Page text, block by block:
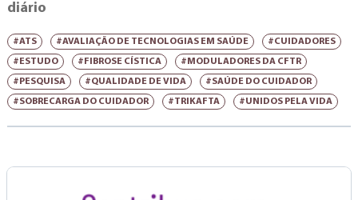
diário
#ATS #AVALIAÇÃO DE TECNOLOGIAS EM SAÚDE #CUIDADORES
#ESTUDO #FIBROSE CÍSTICA #MODULADORES DA CFTR
#PESQUISA #QUALIDADE DE VIDA #SAÚDE DO CUIDADOR
#SOBRECARGA DO CUIDADOR #TRIKAFTA #UNIDOS PELA VIDA